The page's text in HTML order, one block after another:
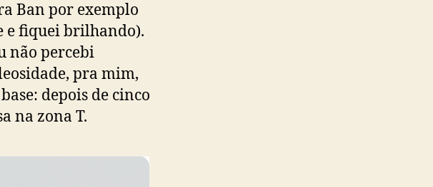
Ban por exemplo
e fiquei brilhando).
não percebi
pra mim,
depois de cinco
na zona T.